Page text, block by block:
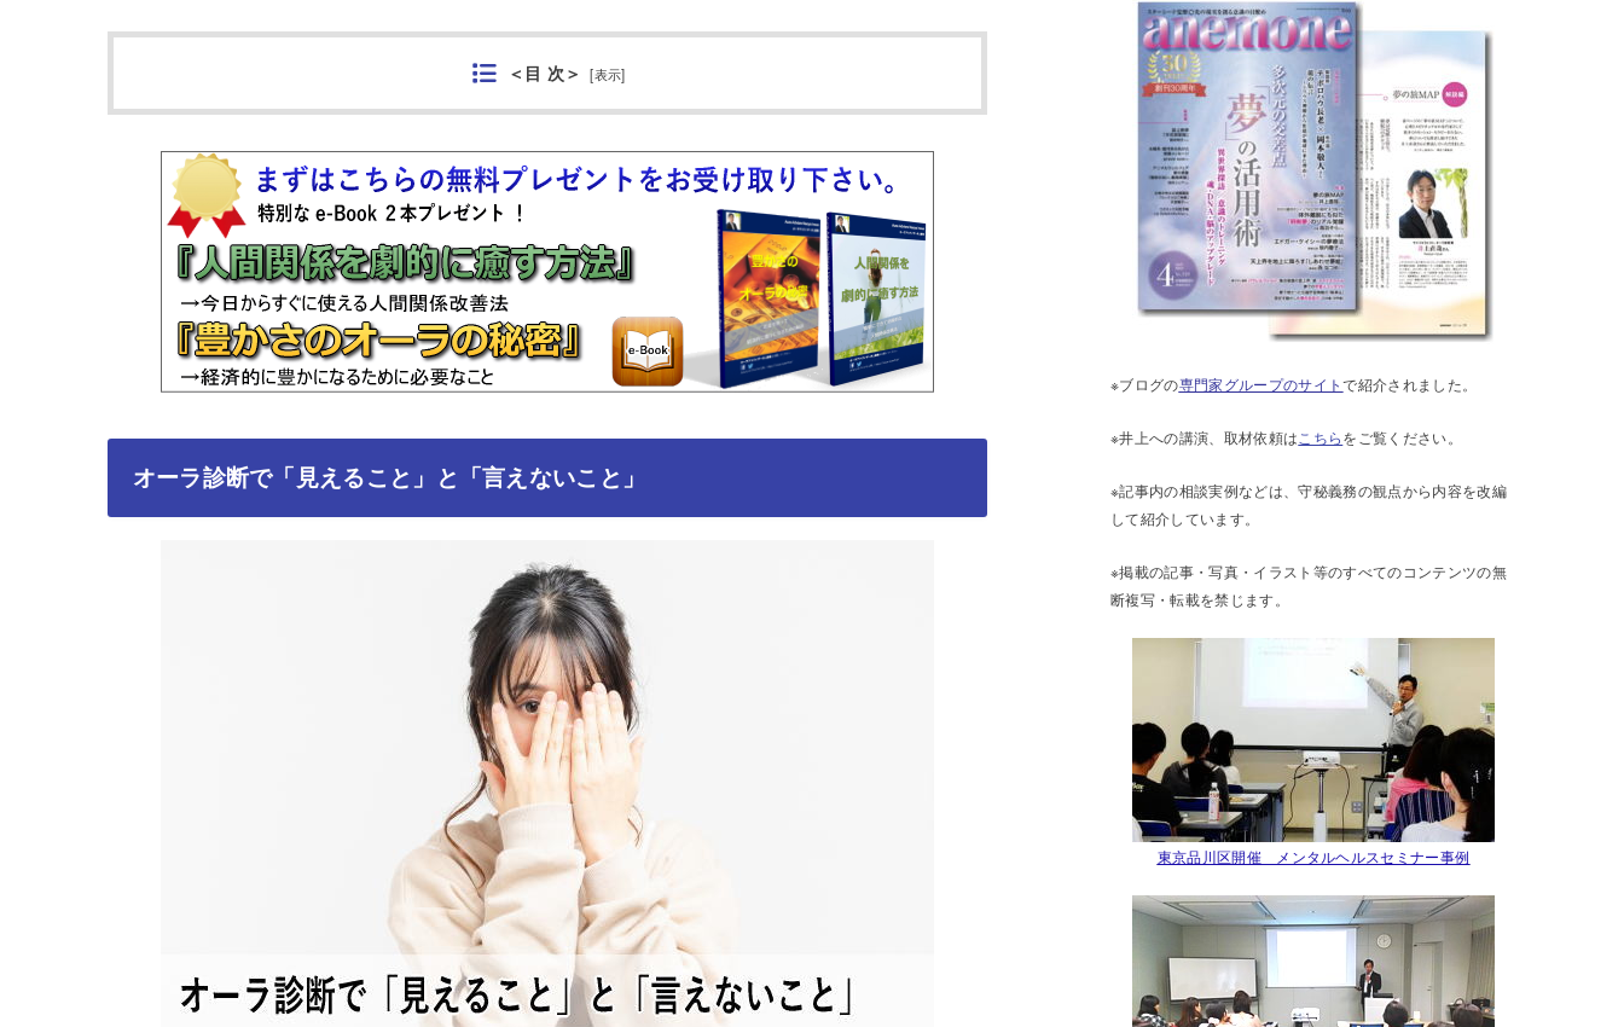
＜目 次＞ [表示]
オーラ診断で「見えること」と「言えないこと」
※ブログの専門家グループのサイトで紹介されました。
※井上への講演、取材依頼は こちらをご覧ください。
※記事内の相談実例などは、守秘義務の観点から内容を改編
して紹介しています。
※掲載の記事・写真・イラスト等のすべてのコンテンツの無
断複写・転載を禁じます。
東京品川区開催 メンタルヘルスセミナー事例